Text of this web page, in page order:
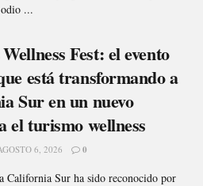
...
Fest: el evento
está transformando a
Sur en un nuevo
el turismo wellness
6, 2026 0
California Sur ha sido reconocido por